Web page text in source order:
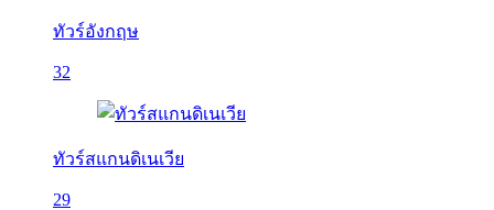
ทัวร์อังกฤษ
32
ทัวร์สแกนดิเนเวีย
29